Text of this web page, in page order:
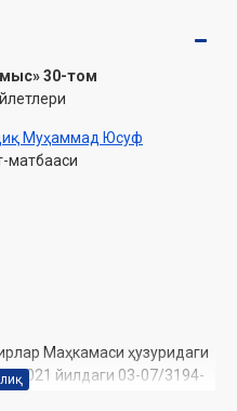
30-том
Муҳаммад Юсуф
матбааси
Маҳкамаси ҳузуридаги
2021 йилдаги 03-07/3194-